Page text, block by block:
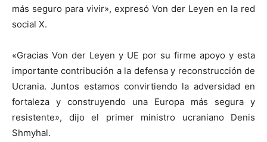
más seguro para vivir», expresó Von der Leyen en la red
social X.
«Gracias Von der Leyen y UE por su firme apoyo y esta
importante contribución a la defensa y reconstrucción de
Ucrania. Juntos estamos convirtiendo la adversidad en
fortaleza y construyendo una Europa más segura y
resistente», dijo el primer ministro ucraniano Denis
Shmyhal.